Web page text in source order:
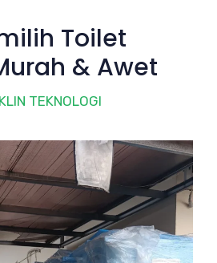
Toilet
& Awet
TEKNOLOGI